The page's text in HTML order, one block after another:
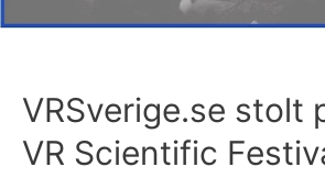
VRSverige.se stolt
VR Scientific